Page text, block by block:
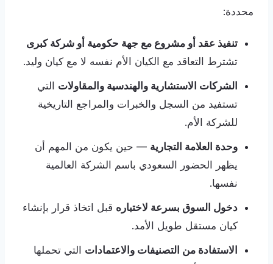
محددة:
تنفيذ عقد أو مشروع مع جهة حكومية أو شركة كبرى
تشترط التعاقد مع الكيان الأم نفسه لا مع كيان وليد.
الشركات الاستشارية والهندسية والمقاولات التي
تستفيد من السجل والخبرات والمراجع التاريخية
للشركة الأم.
وحدة العلامة التجارية — حين يكون من المهم أن
يظهر الحضور السعودي باسم الشركة العالمية
نفسها.
دخول السوق بسرعة لاختباره قبل اتخاذ قرار بإنشاء
كيان مستقل طويل الأمد.
الاستفادة من التصنيفات والاعتمادات التي تحملها